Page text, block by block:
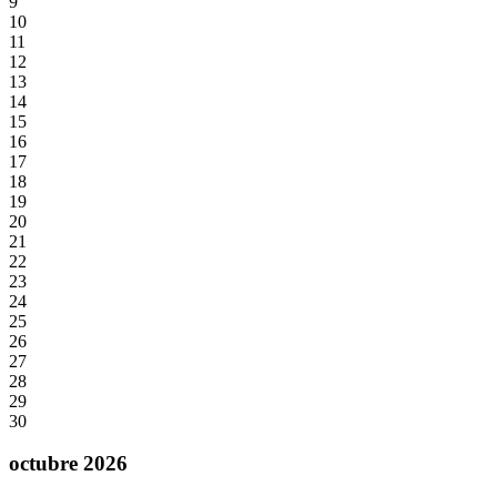
10
11
12
13
14
15
16
17
18
19
20
21
22
23
24
25
26
27
28
29
30
octubre 2026